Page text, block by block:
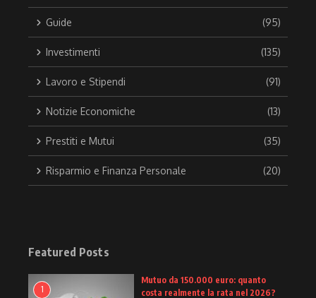
Guide (95)
Investimenti (135)
Lavoro e Stipendi (91)
Notizie Economiche (13)
Prestiti e Mutui (35)
Risparmio e Finanza Personale (20)
Featured Posts
1
Mutuo da 150.000 euro: quanto
costa realmente la rata nel 2026?